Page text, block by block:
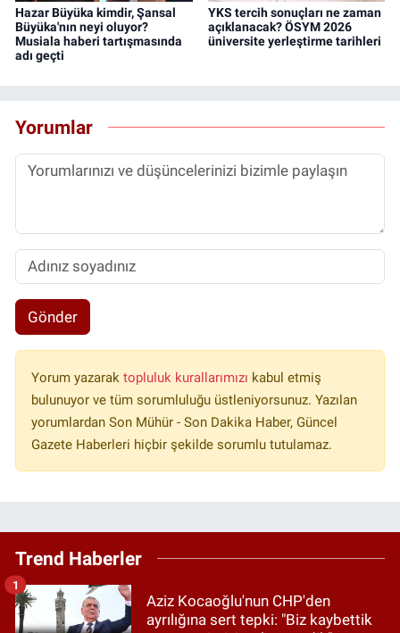
Hazar Büyüka kimdir, Şansal
Büyüka'nın neyi oluyor?
Musiala haberi tartışmasında
adı geçti
YKS tercih sonuçları ne zaman
açıklanacak? ÖSYM 2026
üniversite yerleştirme tarihleri
Yorumlar
Gönder
Yorum yazarak topluluk kurallarımızı kabul etmiş
bulunuyor ve tüm sorumluluğu üstleniyorsunuz. Yazılan
yorumlardan Son Mühür - Son Dakika Haber, Güncel
Gazete Haberleri hiçbir şekilde sorumlu tutulamaz.
Trend Haberler
Aziz Kocaoğlu'nun CHP'den
ayrılığına sert tepki: "Biz kaybettik
1